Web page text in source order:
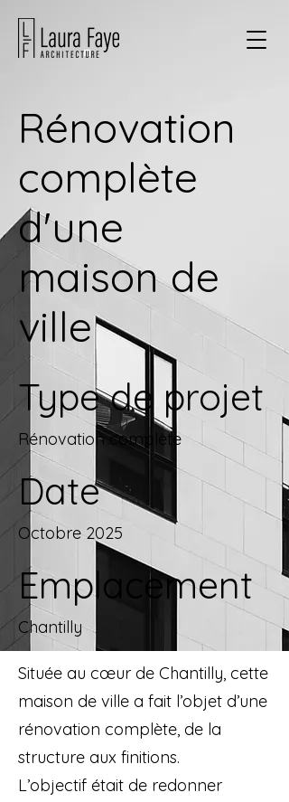
Rénovation
complète
d'une
maison de
ville
Type de projet
Rénovation complète
Date
Octobre 2025
Emplacement
Chantilly
Située au cœur de Chantilly, cette
maison de ville a fait l’objet d’une
rénovation complète, de la
structure aux finitions.
L’objectif était de redonner